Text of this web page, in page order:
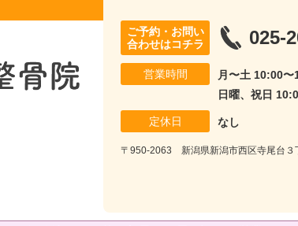
ご予約・お問い
合わせはコチラ
025-
営業時間
月〜土 10:00
日曜、祝日
定休日 なし
〒950-2063 新潟県新潟市西区寺尾台３